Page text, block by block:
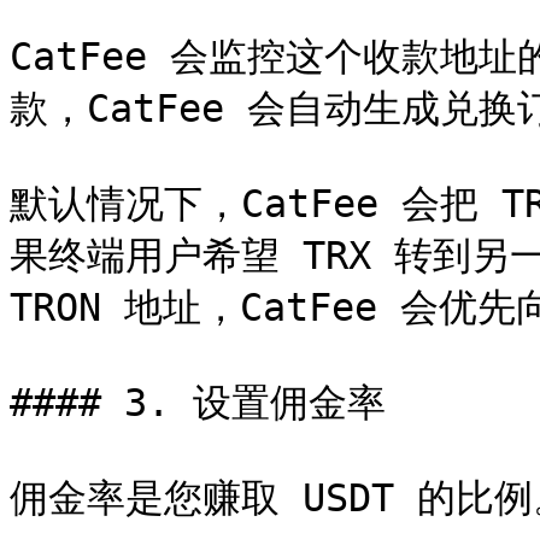
CatFee 会监控这个收款地址
款，CatFee 会自动生成兑换
默认情况下，CatFee 会把
果终端用户希望 TRX 转到另
TRON 地址，CatFee 会优先
#### 3. 设置佣金率
佣金率是您赚取 USDT 的比